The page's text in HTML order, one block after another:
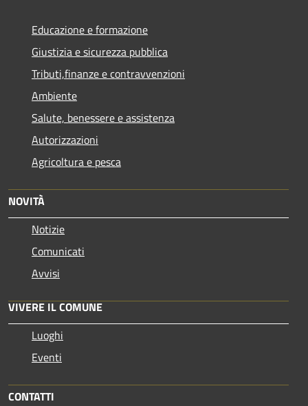
Educazione e formazione
Giustizia e sicurezza pubblica
Tributi,finanze e contravvenzioni
Ambiente
Salute, benessere e assistenza
Autorizzazioni
Agricoltura e pesca
NOVITÀ
Notizie
Comunicati
Avvisi
VIVERE IL COMUNE
Luoghi
Eventi
CONTATTI